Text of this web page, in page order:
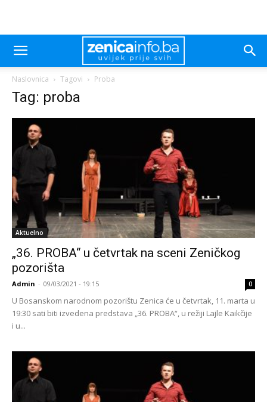
Naslovnica Tagovi Proba
Tag: proba
Aktuelno
„36. PROBA“ u četvrtak na sceni Zeničkog
pozorišta
Admin - 09/03/2021 - 19:15 0
U Bosanskom narodnom pozorištu Zenica će u četvrtak, 11. marta u
19:30 sati biti izvedena predstava „36. PROBA“, u režiji Lajle Kaikčije
i u...